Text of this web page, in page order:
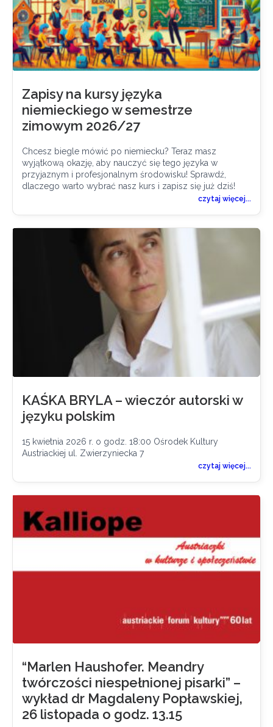
Zapisy na kursy języka
niemieckiego w semestrze
zimowym 2026/27
Chcesz biegle mówić po niemiecku? Teraz masz
wyjątkową okazję, aby nauczyć się tego języka w
przyjaznym i profesjonalnym środowisku! Sprawdź,
dlaczego warto wybrać nasz kurs i zapisz się już dziś!
czytaj więcej...
KAŚKA BRYLA – wieczór autorski w
języku polskim
15 kwietnia 2026 r. o godz. 18:00 Ośrodek Kultury
Austriackiej ul. Zwierzyniecka 7
czytaj więcej...
“Marlen Haushofer. Meandry
twórczości niespełnionej pisarki” –
wykład dr Magdaleny Popławskiej,
26 listopada o godz. 13.15